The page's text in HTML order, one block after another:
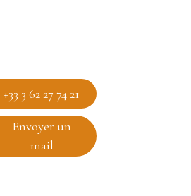
+33 3 62 27 74 21
Envoyer un
mail